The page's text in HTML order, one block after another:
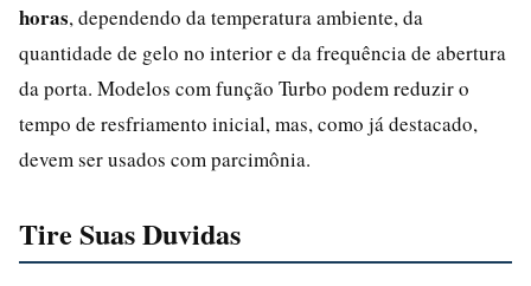
horas, dependendo da temperatura ambiente, da
quantidade de gelo no interior e da frequência de abertura
da porta. Modelos com função Turbo podem reduzir o
tempo de resfriamento inicial, mas, como já destacado,
devem ser usados com parcimônia.
Tire Suas Duvidas